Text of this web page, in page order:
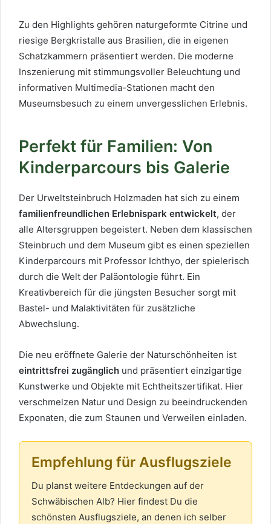
Zu den Highlights gehören naturgeformte Citrine und
riesige Bergkristalle aus Brasilien, die in eigenen
Schatzkammern präsentiert werden. Die moderne
Inszenierung mit stimmungsvoller Beleuchtung und
informativen Multimedia-Stationen macht den
Museumsbesuch zu einem unvergesslichen Erlebnis.
Perfekt für Familien: Von
Kinderparcours bis Galerie
Der Urweltsteinbruch Holzmaden hat sich zu einem
familienfreundlichen Erlebnispark entwickelt, der
alle Altersgruppen begeistert. Neben dem klassischen
Steinbruch und dem Museum gibt es einen speziellen
Kinderparcours mit Professor Ichthyo, der spielerisch
durch die Welt der Paläontologie führt. Ein
Kreativbereich für die jüngsten Besucher sorgt mit
Bastel- und Malaktivitäten für zusätzliche
Abwechslung.
Die neu eröffnete Galerie der Naturschönheiten ist
eintrittsfrei zugänglich und präsentiert einzigartige
Kunstwerke und Objekte mit Echtheitszertifikat. Hier
verschmelzen Natur und Design zu beeindruckenden
Exponaten, die zum Staunen und Verweilen einladen.
Empfehlung für Ausflugsziele
Du planst weitere Entdeckungen auf der
Schwäbischen Alb? Hier findest Du die
schönsten Ausflugsziele, an denen ich selber